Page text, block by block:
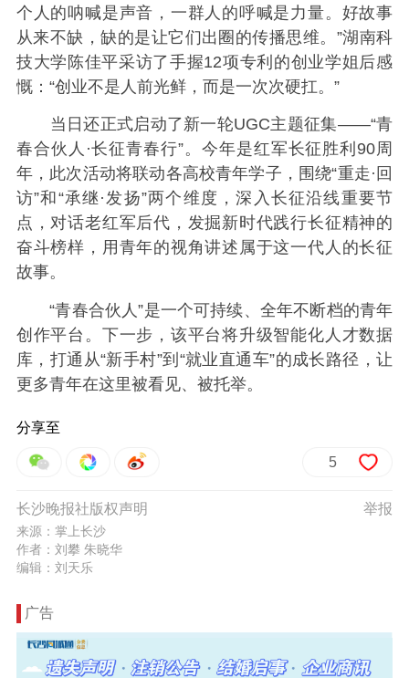
个人的呐喊是声音，一群人的呼喊是力量。好故事
从来不缺，缺的是让它们出圈的传播思维。”湖南科
技大学陈佳平采访了手握12项专利的创业学姐后感
慨：“创业不是人前光鲜，而是一次次硬扛。”
当日还正式启动了新一轮UGC主题征集——“青
春合伙人·长征青春行”。今年是红军长征胜利90周
年，此次活动将联动各高校青年学子，围绕“重走·回
访”和“承继·发扬”两个维度，深入长征沿线重要节
点，对话老红军后代，发掘新时代践行长征精神的
奋斗榜样，用青年的视角讲述属于这一代人的长征
故事。
“青春合伙人”是一个可持续、全年不断档的青年
创作平台。下一步，该平台将升级智能化人才数据
库，打通从“新手村”到“就业直通车”的成长路径，让
更多青年在这里被看见、被托举。
分享至
5
举报
长沙晚报社版权声明
来源：掌上长沙
作者：刘攀 朱晓华
编辑：刘天乐
广告